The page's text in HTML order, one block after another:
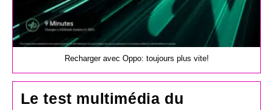
Recharger avec Oppo: toujours plus vite!
Le test multimédia du